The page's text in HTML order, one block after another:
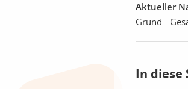
Aktueller
Grund -
In diese